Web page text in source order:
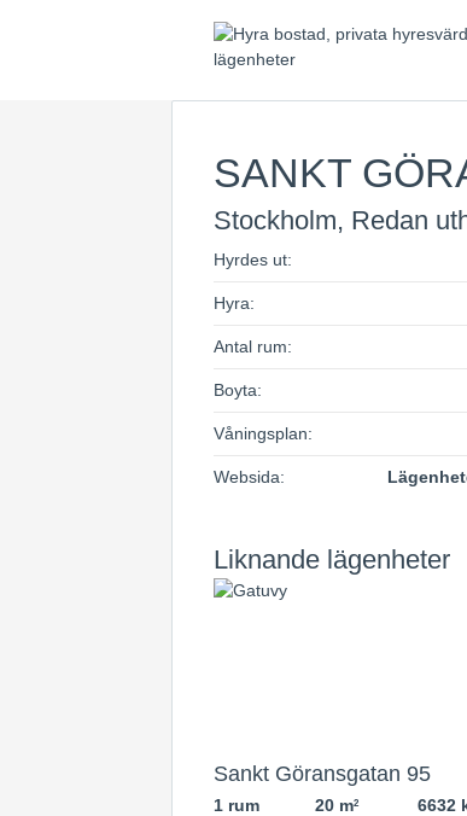
SANKT
Stockholm, Redan
Hyrdes ut:
Hyra:
Antal rum:
Boyta:
Våningsplan:
Websida:
Liknande lägenheter
Sankt Göransgatan 95
1 rum 20 m2
6632